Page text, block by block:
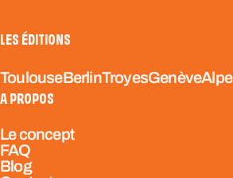
LES ÉDITIONS
ToulouseBerlinTroyesGenève
A PROPOS
Le concept
FAQ
Blog